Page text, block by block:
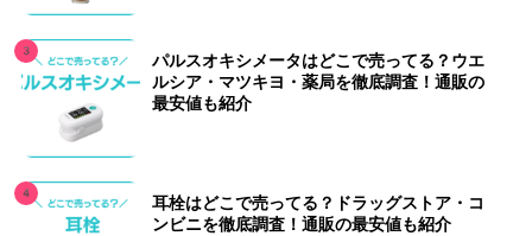
パルスオキシメータはどこで売ってる？ウエ
ルシア・マツキヨ・薬局を徹底調査！通販の
最安値も紹介
耳栓はどこで売ってる？ドラッグストア・コ
ンビニを徹底調査！通販の最安値も紹介